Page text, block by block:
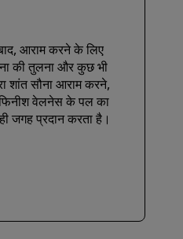
आराम करने के लिए
की तुलना और कुछ भी
शांत सौना आराम करने,
वेलनेस के पल का
जगह प्रदान करता है।